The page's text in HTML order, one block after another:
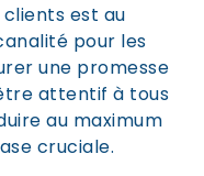
est au
pour les
une promesse
attentif à tous
au maximum
cruciale.